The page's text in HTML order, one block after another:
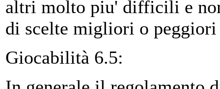
altri molto piu' difficili e
di scelte migliori o
Giocabilità 6.5: